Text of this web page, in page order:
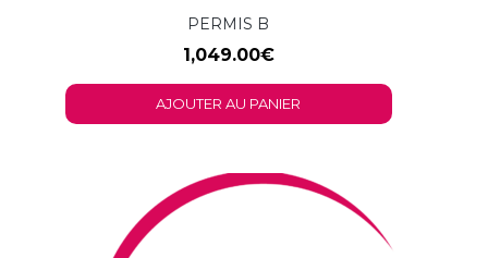
PERMIS B
1,049.00€
AJOUTER AU PANIER